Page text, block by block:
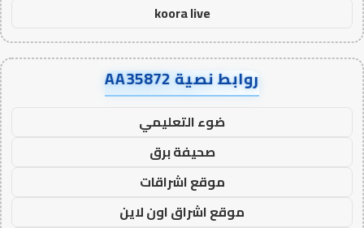
koora live
روابط نصية AA35872
ضوء التعليمي
صحيفة برق
موقع اشراقات
موقع اشراق اون لاين